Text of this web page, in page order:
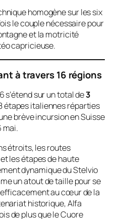
homogène sur les six
le couple nécessaire pour
et la motricité
capricieuse.
à travers 16 régions
s’étend sur un total de3
étapes italiennes réparties
brève incursion en Suisse
mai.
étroits, les routes
les étapes de haute
dynamique du Stelvio
un atout de taille pour se
au cœur de la
historique, Alfa
de plus que leCuore